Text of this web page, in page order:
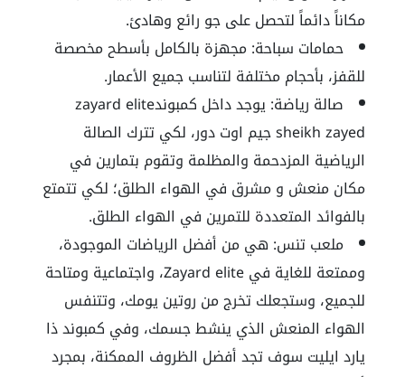
مكاناً دائماً لتحصل على جو رائع وهادئ.
حمامات سباحة: مجهزة بالكامل بأسطح مخصصة
للقفز، بأحجام مختلفة لتناسب جميع الأعمار.
صالة رياضة: يوجد داخل كمبوندzayard elite
sheikh zayedجيم اوت دور، لكي تترك الصالة
الرياضية المزدحمة والمظلمة وتقوم بتمارين في
مكان منعش و مشرق في الهواء الطلق؛ لكي تتمتع
بالفوائد المتعددة للتمرين في الهواء الطلق.
ملعب تنس: هي من أفضل الرياضات الموجودة،
وممتعة للغاية في Zayard elite، واجتماعية ومتاحة
للجميع، وستجعلك تخرج من روتين يومك، وتتنفس
الهواء المنعش الذي ينشط جسمك، وفي كمبوند ذا
يارد ايليت سوف تجد أفضل الظروف الممكنة، بمجرد